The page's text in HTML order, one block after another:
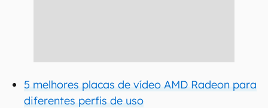
5 melhores placas de vídeo AMD Radeon para
diferentes perfis de uso